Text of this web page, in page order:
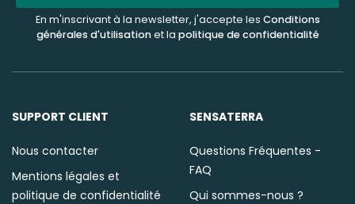
En m'inscrivant à la newsletter, j'accepte les Conditions
générales d'utilisationet la politique de confidentialité
SUPPORT CLIENT
Nous contacter
Mentions légales et
politique de confidentialité
SENSATERRA
Questions Fréquentes -
FAQ
Qui sommes-nous ?